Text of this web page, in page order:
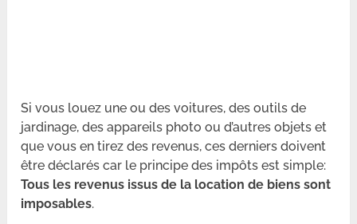
Si vous louez une ou des voitures, des outils de
jardinage, des appareils photo ou d’autres objets et
que vous en tirez des revenus, ces derniers doivent
être déclarés car le principe des impôts est simple:
Tous les revenus issus de la location de biens sont
imposables.